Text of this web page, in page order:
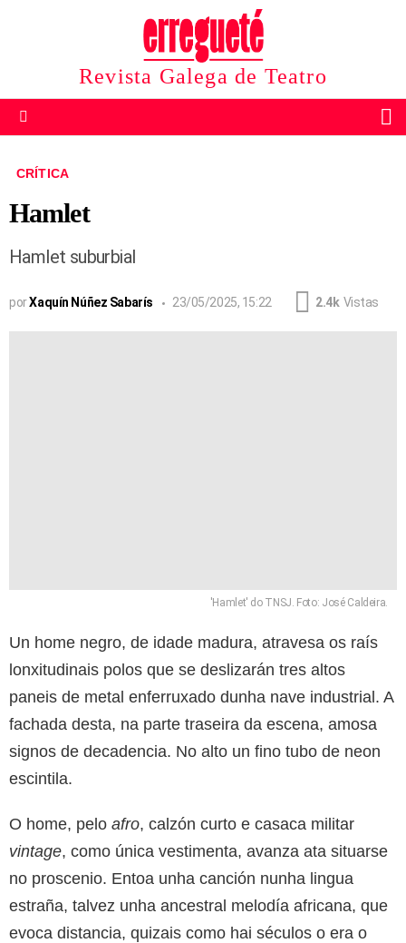
Revista Galega de Teatro
CRÍTICA
Hamlet
Hamlet suburbial
porXaquín Núñez Sabarís 23/05/2025, 15:22 2.4k Vistas
'Hamlet' do TNSJ. Foto: José Caldeira.
Un home negro, de idade madura, atravesa os raís
lonxitudinais polos que se deslizarán tres altos
paneis de metal enferruxado dunha nave industrial. A
fachada desta, na parte traseira da escena, amosa
signos de decadencia. No alto un fino tubo de neon
escintila.
O home, pelo afro, calzón curto e casaca militar
vintage, como única vestimenta, avanza ata situarse
no proscenio. Entoa unha canción nunha lingua
estraña, talvez unha ancestral melodía africana, que
evoca distancia, quizais como hai séculos o era o